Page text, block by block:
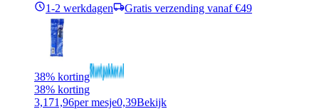
1-2 werkdagen Gratis verzending vanaf €49
38% korting
38% korting
3,171,96per mesje0,39Bekijk